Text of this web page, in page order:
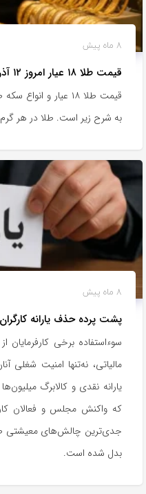
8 ماه پیش
قیمت طلا ۱۸ عیار امروز ۱۲ آذر اعلام شد + جدول
قیمت طلا ۱۸ عیار و
به شرح زیر است. طلا در هر گرم به ۱۲ میلیون و ۱۲۰ هزار
8 ماه پیش
پشت پرده حذف یارانه
سوءاستفاده برخی کارفرمایان
مالیاتی، نه‌تنها امنیت
یارانه نقدی و کالابرگ
که واکنش مجلس و فعالان
جدی‌ترین چالش‌های معیشتی
بدل شده است.